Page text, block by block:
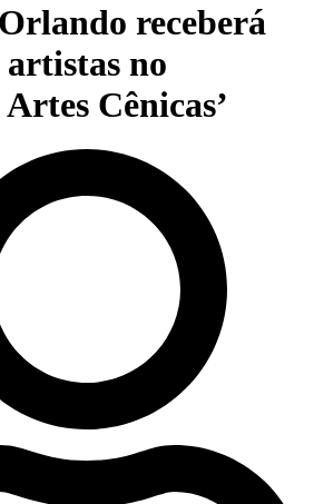
receberá
artistas no
Cênicas’